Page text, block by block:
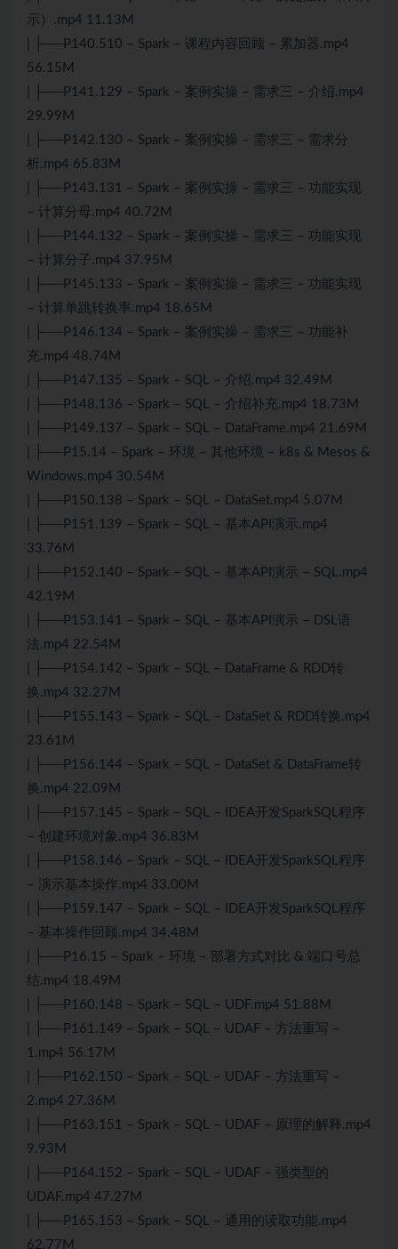
示）.mp4 11.13M
| ├──P140.510 – Spark – 课程内容回顾 – 累加器.mp4
56.15M
| ├──P141.129 – Spark – 案例实操 – 需求三 – 介绍.mp4
29.99M
| ├──P142.130 – Spark – 案例实操 – 需求三 – 需求分
析.mp4 65.83M
| ├──P143.131 – Spark – 案例实操 – 需求三 – 功能实现
– 计算分母.mp4 40.72M
| ├──P144.132 – Spark – 案例实操 – 需求三 – 功能实现
– 计算分子.mp4 37.95M
| ├──P145.133 – Spark – 案例实操 – 需求三 – 功能实现
– 计算单跳转换率.mp4 18.65M
| ├──P146.134 – Spark – 案例实操 – 需求三 – 功能补
充.mp4 48.74M
| ├──P147.135 – Spark – SQL – 介绍.mp4 32.49M
| ├──P148.136 – Spark – SQL – 介绍补充.mp4 18.73M
| ├──P149.137 – Spark – SQL – DataFrame.mp4 21.69M
| ├──P15.14 – Spark – 环境 – 其他环境 – k8s & Mesos &
Windows.mp4 30.54M
| ├──P150.138 – Spark – SQL – DataSet.mp4 5.07M
| ├──P151.139 – Spark – SQL – 基本API演示.mp4
33.76M
| ├──P152.140 – Spark – SQL – 基本API演示 – SQL.mp4
42.19M
| ├──P153.141 – Spark – SQL – 基本API演示 – DSL语
法.mp4 22.54M
| ├──P154.142 – Spark – SQL – DataFrame & RDD转
换.mp4 32.27M
| ├──P155.143 – Spark – SQL – DataSet & RDD转换.mp4
23.61M
| ├──P156.144 – Spark – SQL – DataSet & DataFrame转
换.mp4 22.09M
| ├──P157.145 – Spark – SQL – IDEA开发SparkSQL程序
– 创建环境对象.mp4 36.83M
| ├──P158.146 – Spark – SQL – IDEA开发SparkSQL程序
– 演示基本操作.mp4 33.00M
| ├──P159.147 – Spark – SQL – IDEA开发SparkSQL程序
– 基本操作回顾.mp4 34.48M
| ├──P16.15 – Spark – 环境 – 部署方式对比 & 端口号总
结.mp4 18.49M
| ├──P160.148 – Spark – SQL – UDF.mp4 51.88M
| ├──P161.149 – Spark – SQL – UDAF – 方法重写 –
1.mp4 56.17M
| ├──P162.150 – Spark – SQL – UDAF – 方法重写 –
2.mp4 27.36M
| ├──P163.151 – Spark – SQL – UDAF – 原理的解释.mp4
9.93M
| ├──P164.152 – Spark – SQL – UDAF – 强类型的
UDAF.mp4 47.27M
| ├──P165.153 – Spark – SQL – 通用的读取功能.mp4
62.77M